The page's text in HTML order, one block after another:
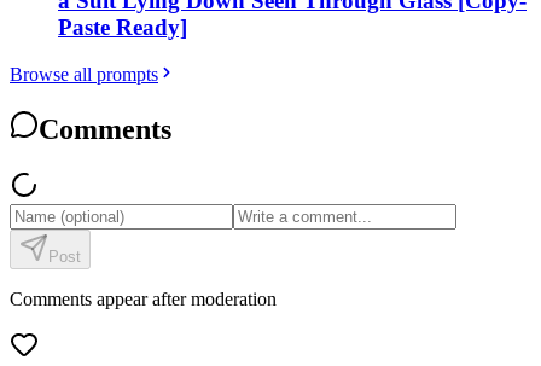
Paste Ready]
Browse all prompts
Comments
Post
Comments appear after moderation